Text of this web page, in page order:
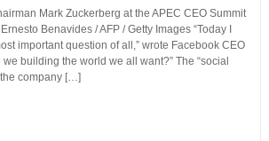
Mark Zuckerberg at the APEC CEO Summit
Benavides / AFP / Getty Images “Today I
important question of all,” wrote Facebook CEO
we building the world we all want?” The “social
company […]